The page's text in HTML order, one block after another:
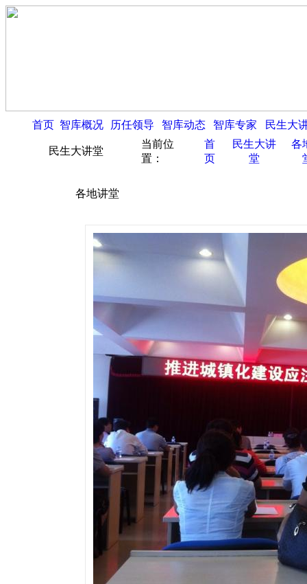
首页 智库概况 历任领导 智库动态 智库专家 民生大
民生大讲堂
当前位
置：
首
页
民生大讲
堂
各
各地讲堂